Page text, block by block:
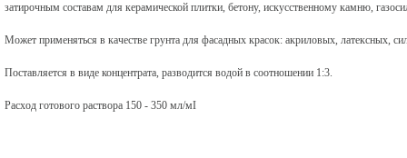
затирочным составам для керамической плитки, бетону, искусственному камню,
Может применяться в качестве грунта для фасадных красок: акриловых, латексных,
Поставляется в виде концентрата, разводится водой в соотношении 1:3.
Расход готового раствора 150 - 350 мл/мІ